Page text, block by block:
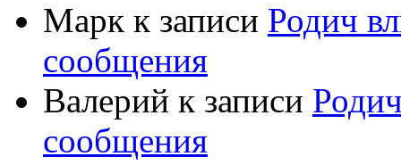
Марк к записи Родич
сообщения
Валерий к записи
сообщения